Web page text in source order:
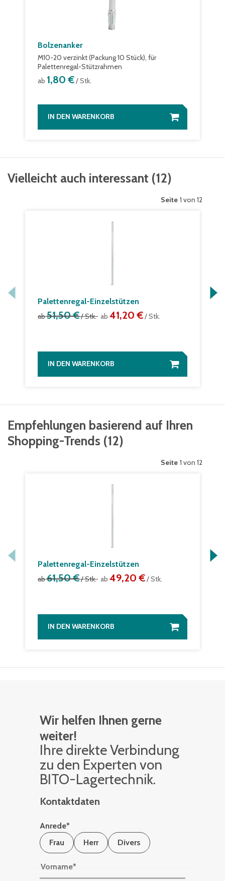
Bolzenanker
M10-20 verzinkt (Packung 10 Stück), für
Palettenregal-Stützrahmen
ab 1,80 €/ Stk.
IN DEN WARENKORB
Vielleicht auch interessant (12)
Seite 1 von 12
Palettenregal-Einzelstützen
ab51,50 €/ Stk. ab 41,20 €/ Stk.
IN DEN WARENKORB
Empfehlungen basierend auf Ihren
Shopping-Trends (12)
Seite 1 von 12
Palettenregal-Einzelstützen
ab61,50 €/ Stk. ab 49,20 €/ Stk.
IN DEN WARENKORB
Wir helfen Ihnen gerne
weiter!
Ihre di­rek­te Ver­bin­dung
zu den Ex­per­ten von
BITO-La­ger­tech­nik.
Kontaktdaten
Anrede*
Frau
Herr Divers
Vorname*